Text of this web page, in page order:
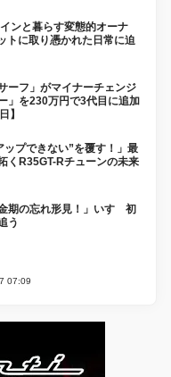
ンと暮らす変態的オーナ
トに取り憑かれた日常に迫
ーフ」がマイナーチェンジ
」を230万円で3代目に追加
】
ップできない”を覆す！」最
くR35GT-Rチューンの未来
期の忘れ形見！」いすゞ初
う
07:09